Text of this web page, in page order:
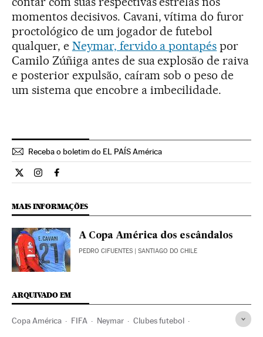
momentos decisivos. Cavani, vítima do furor
proctológico de um jogador de futebol
qualquer, e Neymar, fervido a pontapés por
Camilo Zúñiga antes de sua explosão de raiva
e posterior expulsão, caíram sob o peso de
um sistema que encobre a imbecilidade.
Receba o boletim do EL PAÍS América
Opiniao El País Brasil en Twitter
Opiniao El País Brasil en Instagram
Opiniao El País Brasil en Facebook
MAIS INFORMAÇÕES
A Copa América dos escândalos
PEDRO CIFUENTES | SANTIAGO DO CHILE
ARQUIVADO EM
Copa América FIFA Neymar Clubes futebol